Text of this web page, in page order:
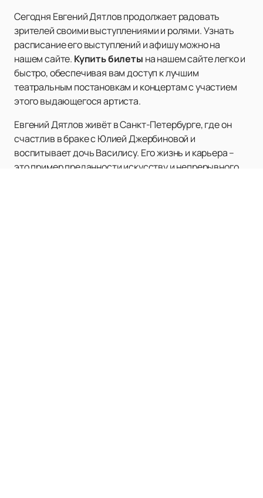
Сегодня Евгений Дятлов продолжает радовать
зрителей своими выступлениями и ролями. Узнать
расписание его выступлений и афишу можно на
нашем сайте. Купить билеты на нашем сайте легко и
быстро, обеспечивая вам доступ к лучшим
театральным постановкам и концертам с участием
этого выдающегося артиста.
Евгений Дятлов живёт в Санкт-Петербурге, где он
счастлив в браке с Юлией Джербиновой и
воспитывает дочь Василису. Его жизнь и карьера –
это пример преданности искусству и непрерывного